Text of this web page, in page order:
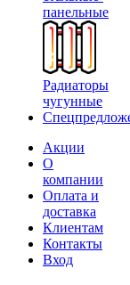
панельные
Радиаторы
чугунные
Акции
О
компании
Оплата и
доставка
Клиентам
Контакты
Вход